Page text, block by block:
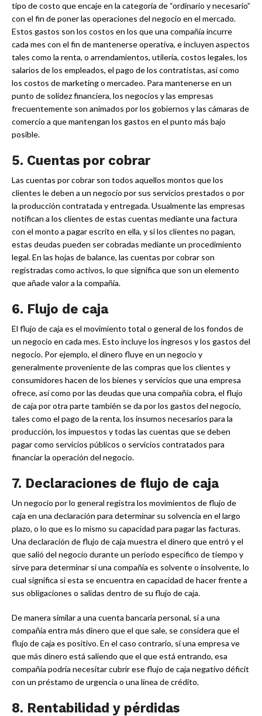
tipo de costo que encaje en la categoría de “ordinario y necesario”
con el fin de poner las operaciones del negocio en el mercado.
Estos gastos son los costos en los que una compañía incurre
cada mes con el fin de mantenerse operativa, e incluyen aspectos
tales como la renta, o arrendamientos, utilería, costos legales, los
salarios de los empleados, el pago de los contratistas, así como
los costos de marketing o mercadeo. Para mantenerse en un
punto de solidez financiera, los negocios y las empresas
frecuentemente son animados por los gobiernos y las cámaras de
comercio a que mantengan los gastos en el punto más bajo
posible.
5. Cuentas por cobrar
Las cuentas por cobrar son todos aquellos montos que los
clientes le deben a un negocio por sus servicios prestados o por
la producción contratada y entregada. Usualmente las empresas
notifican a los clientes de estas cuentas mediante una factura
con el monto a pagar escrito en ella, y si los clientes no pagan,
estas deudas pueden ser cobradas mediante un procedimiento
legal. En las hojas de balance, las cuentas por cobrar son
registradas como activos, lo que significa que son un elemento
que añade valor a la compañía.
6. Flujo de caja
El flujo de caja es el movimiento total o general de los fondos de
un negocio en cada mes. Esto incluye los ingresos y los gastos del
negocio. Por ejemplo, el dinero fluye en un negocio y
generalmente proveniente de las compras que los clientes y
consumidores hacen de los bienes y servicios que una empresa
ofrece, así como por las deudas que una compañía cobra, el flujo
de caja por otra parte también se da por los gastos del negocio,
tales como el pago de la renta, los insumos necesarios para la
producción, los impuestos y todas las cuentas que se deben
pagar como servicios públicos o servicios contratados para
financiar la operación del negocio.
7. Declaraciones de flujo de caja
Un negocio por lo general registra los movimientos de flujo de
caja en una declaración para determinar su solvencia en el largo
plazo, o lo que es lo mismo su capacidad para pagar las facturas.
Una declaración de flujo de caja muestra el dinero que entró y el
que salió del negocio durante un periodo específico de tiempo y
sirve para determinar si una compañía es solvente o insolvente, lo
cual significa si esta se encuentra en capacidad de hacer frente a
sus obligaciones o salidas dentro de su flujo de caja.
De manera similar a una cuenta bancaria personal, sí a una
compañía entra más dinero que el que sale, se considera que el
flujo de caja es positivo. En el caso contrario, si una empresa ve
que más dinero está saliendo que el que está entrando, esa
compañía podría necesitar cubrir ese flujo de caja negativo déficit
con un préstamo de urgencia o una línea de crédito.
8. Rentabilidad y pérdidas